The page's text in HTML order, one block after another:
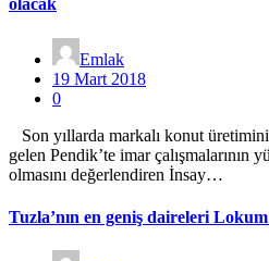
olacak
Emlak
19 Mart 2018
0
Son yıllarda markalı konut
gelen Pendik’te imar çalışmalarının
olmasını değerlendiren İnsay…
Tuzla’nın en geniş daireleri